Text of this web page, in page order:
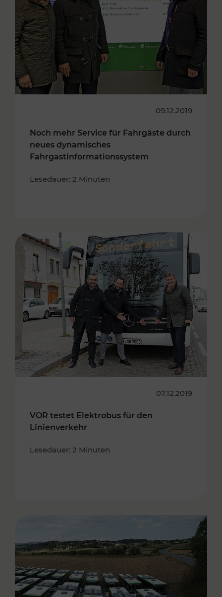
09.12.2019
Noch mehr Service für Fahrgäste durch
neues dynamisches
Fahrgastinformationssystem
Lesedauer: 2 Minuten
07.12.2019
VOR testet Elektrobus für den
Linienverkehr
Lesedauer: 2 Minuten